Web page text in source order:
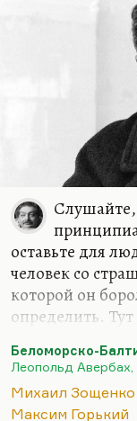
Слушайте,
оставьте для
человек со
которой он
определить.
себе. Он,
печеньем, но в
перековка, он
Беломорско-
Леопольд
Михаил Зощенко
Максим Горький